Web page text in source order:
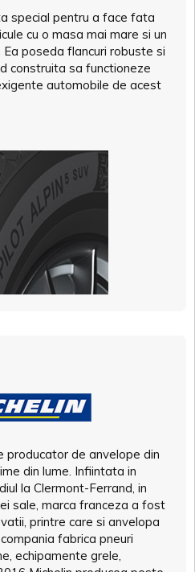
special pentru a face fata
cu o masa mai mare si un
poseda flancuri robuste si
construita sa functioneze
automobile de acest
producator de anvelope din
din lume. Infiintata in
la Clermont-Ferrand, in
sale, marca franceza a fost
printre care si anvelopa
fabrica pneuri
echipamente grele,